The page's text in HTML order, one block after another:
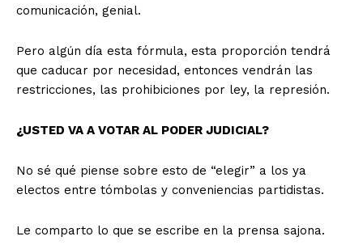
comunicación, genial.
Pero algún día esta fórmula, esta proporción tendrá
que caducar por necesidad, entonces vendrán las
restricciones, las prohibiciones por ley, la represión.
¿USTED VA A VOTAR AL PODER JUDICIAL?
No sé qué piense sobre esto de “elegir” a los ya
electos entre tómbolas y conveniencias partidistas.
Le comparto lo que se escribe en la prensa sajona.